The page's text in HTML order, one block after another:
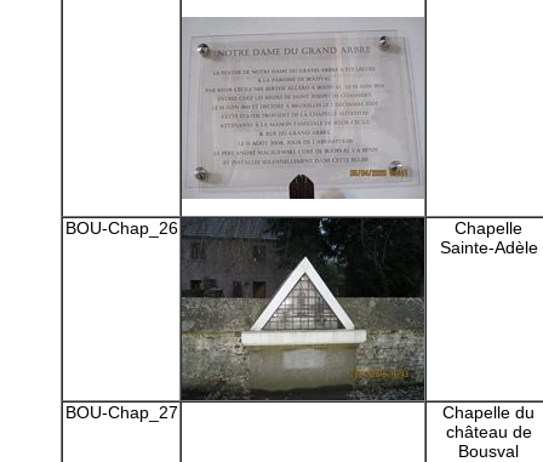
BOU-Chap_26
Chapelle
Sainte-Adèle
BOU-Chap_27
Chapelle du
château de
Bousval